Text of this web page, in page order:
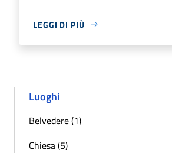
LEGGI DI PIÙ
Luoghi
Belvedere (1)
Chiesa (5)